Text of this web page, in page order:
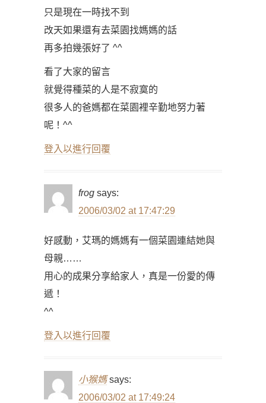
只是現在一時找不到
改天如果還有去菜園找媽媽的話
再多拍幾張好了 ^^
看了大家的留言
就覺得種菜的人是不寂寞的
很多人的爸媽都在菜園裡辛勤地努力著
呢！^^
登入以進行回覆
frog says:
2006/03/02 at 17:47:29
好感動，艾瑪的媽媽有一個菜園連結她與
母親……
用心的成果分享給家人，真是一份愛的傳
遞！
^^
登入以進行回覆
小猴媽 says:
2006/03/02 at 17:49:24